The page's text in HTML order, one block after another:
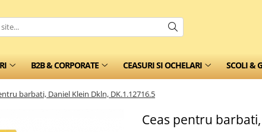
B2B & CORPORATE CEASURI SI OCHELARI SCOLI &
barbati, Daniel Klein Dkln, DK.1.12716.5
Ceas pentru